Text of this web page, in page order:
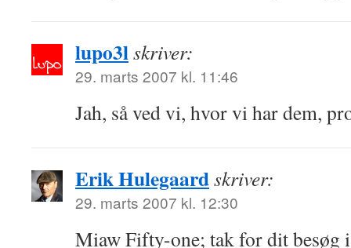
lupo3lskriver:
29. marts 2007 kl. 11:46
Jah, så ved vi, hvor vi har dem,
Erik Hulegaardskriver:
29. marts 2007 kl. 12:30
Miaw Fifty-one; tak for dit besøg